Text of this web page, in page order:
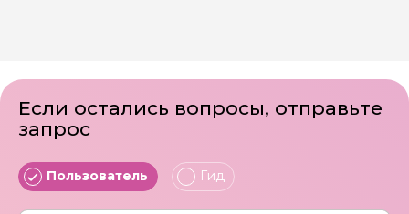
Если остались вопросы, отправьте
запрос
Пользователь Гид